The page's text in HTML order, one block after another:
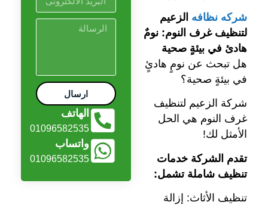
شركه نظافه الزعيم
لتنظيف غرف النوم: نومٌ
هادئ في بيئةٍ صحية
هل تبحث عن نومٍ هادئٍ
في بيئةٍ صحية؟
شركة الزعيم لتنظيف
غرف النوم هي الحل
الأمثل لك!
تقدم الشركة خدمات
تنظيف شاملة تشمل:
تنظيف الأثاث: إزالة
ارسال
الهاتف
01096582535
واتساب
01096582535